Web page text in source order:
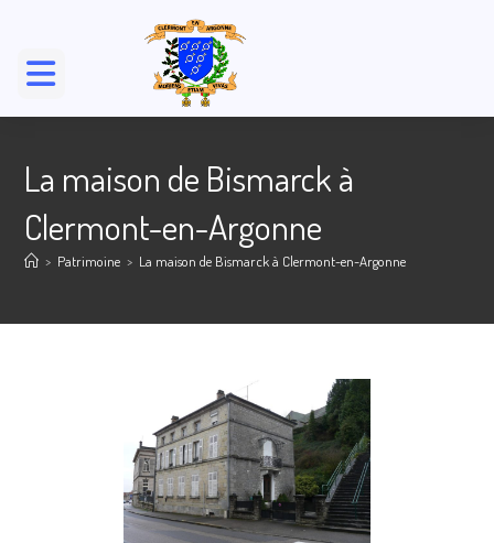
La maison de Bismarck à
Clermont-en-Argonne
> Patrimoine > La maison de Bismarck à Clermont-en-Argonne